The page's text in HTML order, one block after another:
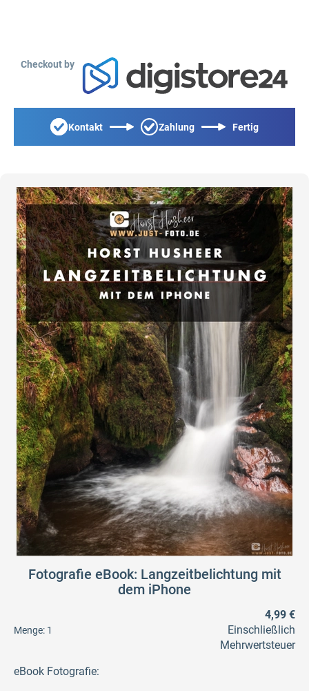
Checkout by
Kontakt Zahlung Fertig
Fotografie eBook: Langzeitbelichtung mit
dem iPhone
Menge: 1
4,99 €
Einschließlich
Mehrwertsteuer
eBook Fotografie: